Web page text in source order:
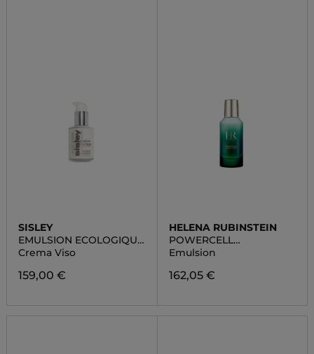
SISLEY
EMULSION ECOLOGIQUE
FORMULE AVANCÉE
Crema Viso
159,00 €
HELENA RUBINSTEIN
POWERCELL
SKINMUNITY
Emulsion
162,05 €